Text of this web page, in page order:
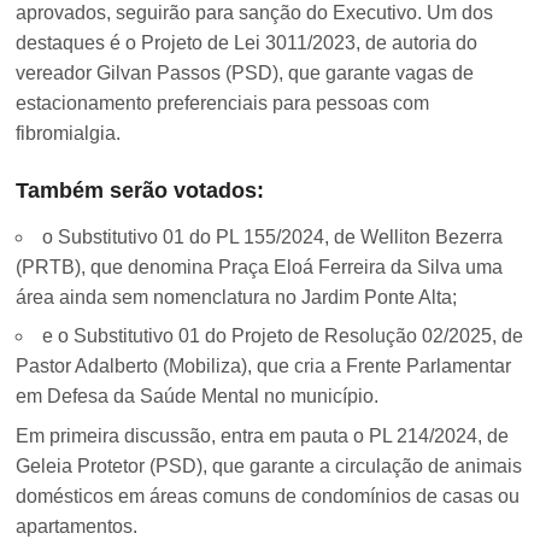
aprovados, seguirão para sanção do Executivo. Um dos
destaques é o Projeto de Lei 3011/2023, de autoria do
vereador Gilvan Passos (PSD), que garante vagas de
estacionamento preferenciais para pessoas com
fibromialgia.
Também serão votados:
o Substitutivo 01 do PL 155/2024, de Welliton Bezerra
(PRTB), que denomina Praça Eloá Ferreira da Silva uma
área ainda sem nomenclatura no Jardim Ponte Alta;
e o Substitutivo 01 do Projeto de Resolução 02/2025, de
Pastor Adalberto (Mobiliza), que cria a Frente Parlamentar
em Defesa da Saúde Mental no município.
Em primeira discussão, entra em pauta o PL 214/2024, de
Geleia Protetor (PSD), que garante a circulação de animais
domésticos em áreas comuns de condomínios de casas ou
apartamentos.